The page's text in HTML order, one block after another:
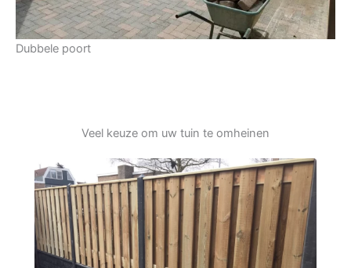
Dubbele poort
Veel keuze om uw tuin te omheinen